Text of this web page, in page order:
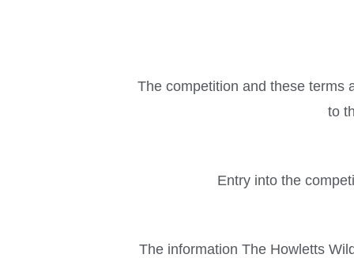
The competition and these terms
to
Entry into the
The information The Howletts